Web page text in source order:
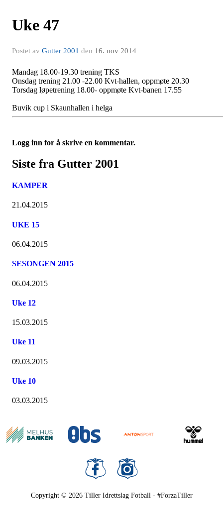
Uke 47
Postet av Gutter 2001 den 16. nov 2014
Mandag 18.00-19.30 trening TKS
Onsdag trening 21.00 -22.00 Kvt-hallen, oppmøte 20.30
Torsdag løpetrening 18.00- oppmøte Kvt-banen 17.55
Buvik cup i Skaunhallen i helga
Logg inn for å skrive en kommentar.
Siste fra Gutter 2001
KAMPER
21.04.2015
UKE 15
06.04.2015
SESONGEN 2015
06.04.2015
Uke 12
15.03.2015
Uke 11
09.03.2015
Uke 10
03.03.2015
Copyright © 2026 Tiller Idrettslag Fotball - #ForzaTiller